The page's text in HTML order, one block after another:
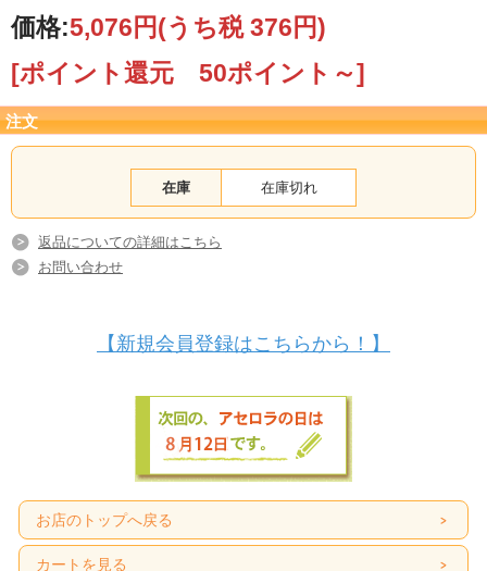
価格:5,076円(うち税 376円)
[ポイント還元 50ポイント～]
注文
在庫 在庫切れ
返品についての詳細はこちら
お問い合わせ
【新規会員登録はこちらから！】
お店のトップへ戻る
カートを見る